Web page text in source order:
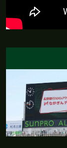
前半
0'
前半
0'
2'
6'
7'